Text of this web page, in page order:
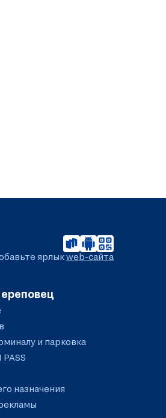
ярлыкweb-сайта
и парковка
PASS
назначения